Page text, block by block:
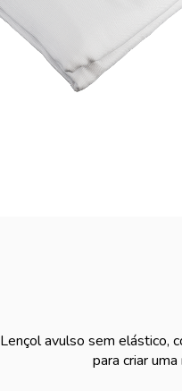
Lençol avulso sem elástico,
para criar